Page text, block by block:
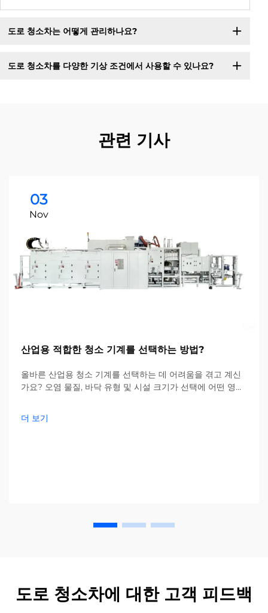
도로 청소차는 어떻게 관리하나요?
도로 청소차를 다양한 기상 조건에서 사용할 수 있나요?
관련 기사
03
Nov
산업용 적합한 청소 기계를 선택하는 방법?
올바른 산업용 청소 기계를 선택하는 데 어려움을 겪고 계신
가요? 오염 물질, 바닥 유형 및 시설 크기가 선택에 어떤 영향
세요—지금 바로 전체 가이드를 확인하세요.
더 보기
도로 청소차에 대한 고객 피드백